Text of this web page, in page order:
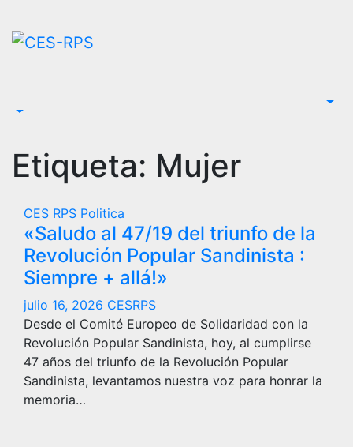
contenido
Etiqueta: Mujer
CES RPS Politica
«Saludo al 47/19 del triunfo de la
Revolución Popular Sandinista :
Siempre + allá!»
julio 16, 2026 CESRPS
Desde el Comité Europeo de Solidaridad con la
Revolución Popular Sandinista, hoy, al cumplirse
47 años del triunfo de la Revolución Popular
Sandinista, levantamos nuestra voz para honrar la
memoria…